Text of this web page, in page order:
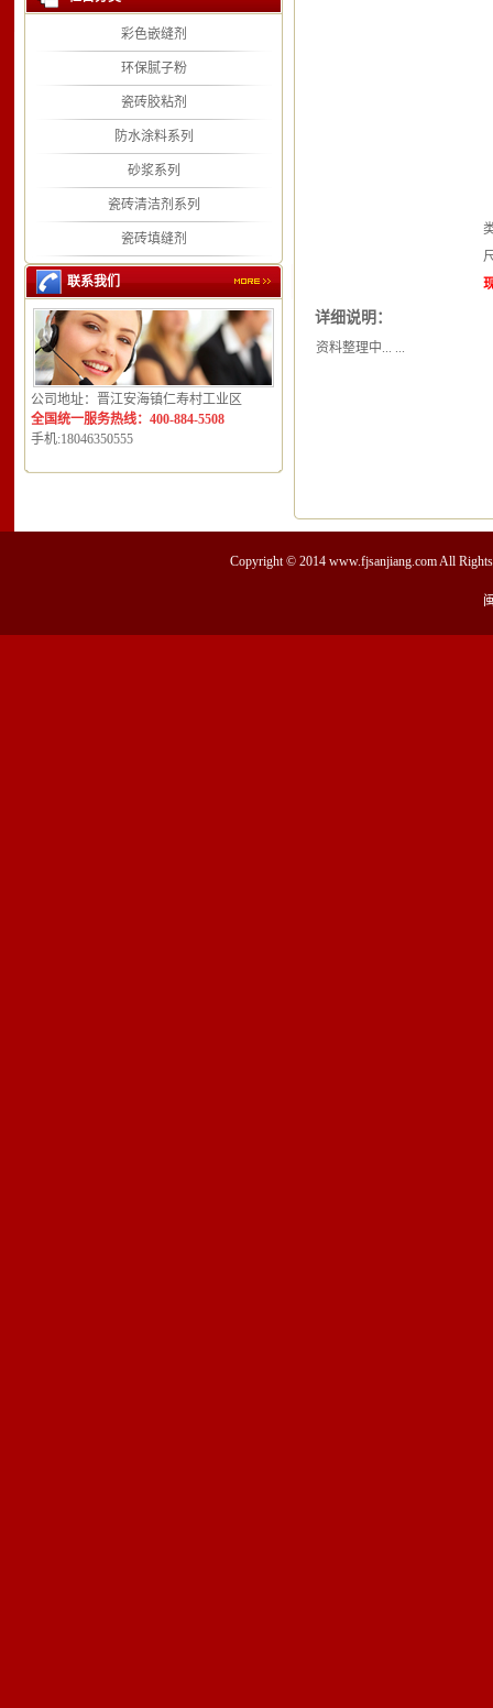
彩色嵌缝剂
环保腻子粉
瓷砖胶粘剂
防水涂料系列
砂浆系列
瓷砖清洁剂系列
瓷砖填缝剂
联系我们
公司地址：晋江安海镇仁寿村工业区
全国统一服务热线：400-884-5508
手机:18046350555
详细说明：
资料整理中... ...
Copyright © 2014 www.fjsanjiang.comAll